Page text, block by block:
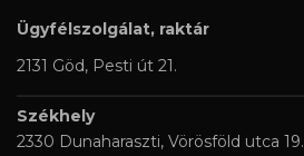
Ügyfélszolgálat, raktár
2131 Göd, Pesti út 21.
Székhely
2330 Dunaharaszti, Vörösföld utca 19.